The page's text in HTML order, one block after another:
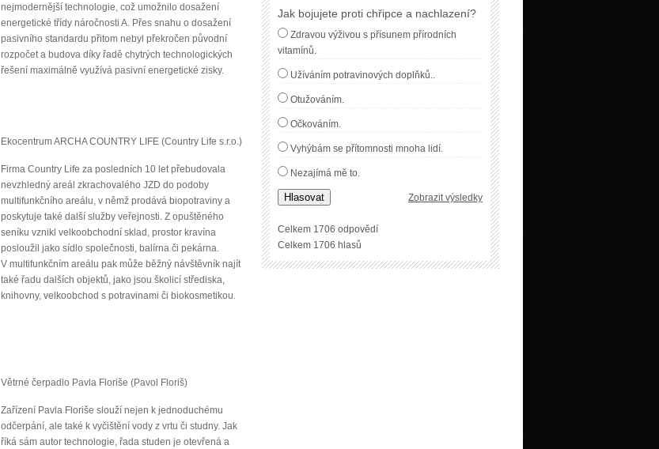
nejmodernější technologie, což umožnilo dosažení
energetické třídy náročnosti A. Přes snahu o dosažení
pasivního standardu přitom nebyl překročen původní
rozpočet a budova díky řadě chytrých technologických
řešení maximálně využívá pasivní energetické zisky.
Ekocentrum ARCHA COUNTRY LIFE (Country Life s.r.o.)
Firma Country Life za posledních 10 let přebudovala
nevzhledný areál zkrachovalého JZD do podoby
multifunkčního areálu, v němž prodává biopotraviny a
poskytuje také další služby veřejnosti. Z opuštěného
seníku vznikl velkoobchodní sklad, prostor kravína
posloužil jako sídlo společnosti, balírna či pekárna.
V multifunkčním areálu pak může běžný návštěvník najít
také řadu dalších objektů, jako jsou školicí střediska,
knihovny, velkoobchod s potravinami či biokosmetikou.
Větrné čerpadlo Pavla Floriše (Pavol Floriš)
Zařízení Pavla Floriše slouží nejen k jednoduchému
odčerpání, ale také k vyčištění vody z vrtu či studny. Jak
říká sám autor technologie, řada studen je otevřená a
Jak bojujete proti chřipce a nachlazení?
Zdravou výživou s přísunem přírodních
vitamínů.
Užíváním potravinových doplňků..
Otužováním.
Očkováním.
Vyhýbám se přítomnosti mnoha lidí.
Nezajímá mě to.
Hlasovat Zobrazit výsledky
Celkem 1706 odpovědí
Celkem 1706 hlasů